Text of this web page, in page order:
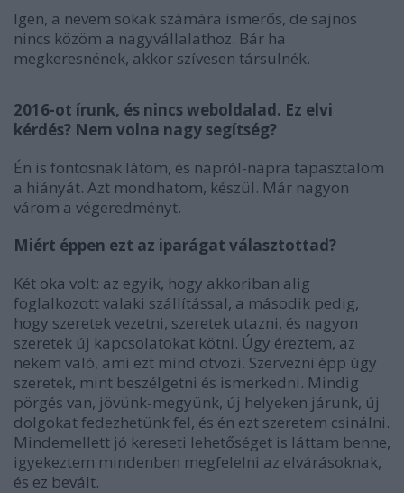
Igen, a nevem sokak számára ismerős, de sajnos
nincs közöm a nagyvállalathoz. Bár ha
megkeresnének, akkor szívesen társulnék.
2016-ot írunk, és nincs weboldalad. Ez elvi
kérdés? Nem volna nagy segítség?
Én is fontosnak látom, és napról-napra tapasztalom
a hiányát. Azt mondhatom, készül. Már nagyon
várom a végeredményt.
Miért éppen ezt az iparágat választottad?
Két oka volt: az egyik, hogy akkoriban alig
foglalkozott valaki szállítással, a második pedig,
hogy szeretek vezetni, szeretek utazni, és nagyon
szeretek új kapcsolatokat kötni. Úgy éreztem, az
nekem való, ami ezt mind ötvözi. Szervezni épp úgy
szeretek, mint beszélgetni és ismerkedni. Mindig
pörgés van, jövünk-megyünk, új helyeken járunk, új
dolgokat fedezhetünk fel, és én ezt szeretem csinálni.
Mindemellett jó kereseti lehetőséget is láttam benne,
igyekeztem mindenben megfelelni az elvárásoknak,
és ez bevált.